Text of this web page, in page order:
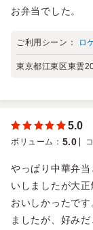
お弁当でした。
ご利用シーン： ロ
東京都江東区東雲
5.0
ボリューム ： 5.0
やっぱり中華弁
いしましたが大
おいしかったで
ましたが、好みだ